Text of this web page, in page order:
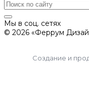
Мы в соц. сетях
© 2026 «Феррум
Создание и